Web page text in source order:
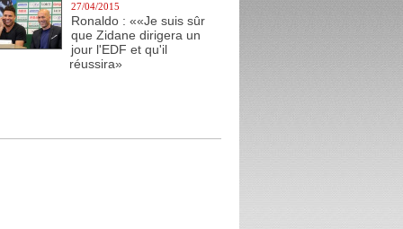
27/04/2015
Ronaldo : ««Je suis sûr
que Zidane dirigera un
jour l'EDF et qu'il
réussira»